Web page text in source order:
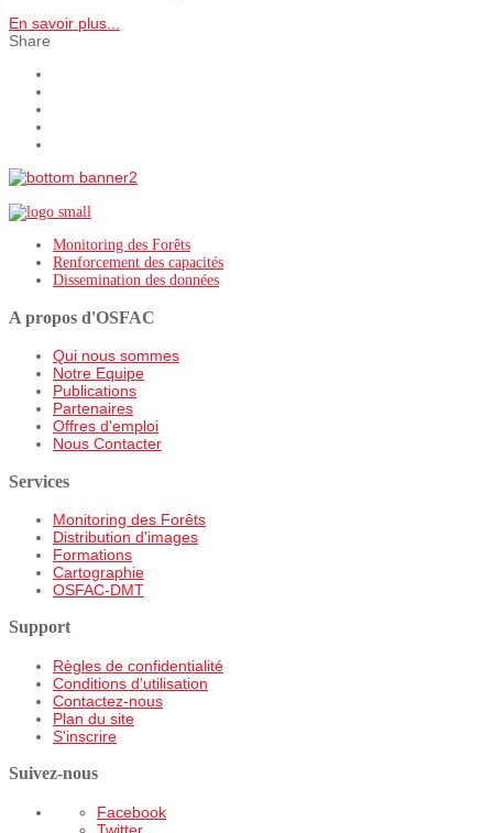
En savoir plus...
Share
Monitoring des Forêts
Renforcement des capacités
Dissemination des données
A propos d'OSFAC
Qui nous sommes
Notre Equipe
Publications
Partenaires
Offres d'emploi
Nous Contacter
Services
Monitoring des Forêts
Distribution d'images
Formations
Cartographie
OSFAC-DMT
Support
Règles de confidentialité
Conditions d'utilisation
Contactez-nous
Plan du site
S'inscrire
Suivez-nous
Facebook
Twitter